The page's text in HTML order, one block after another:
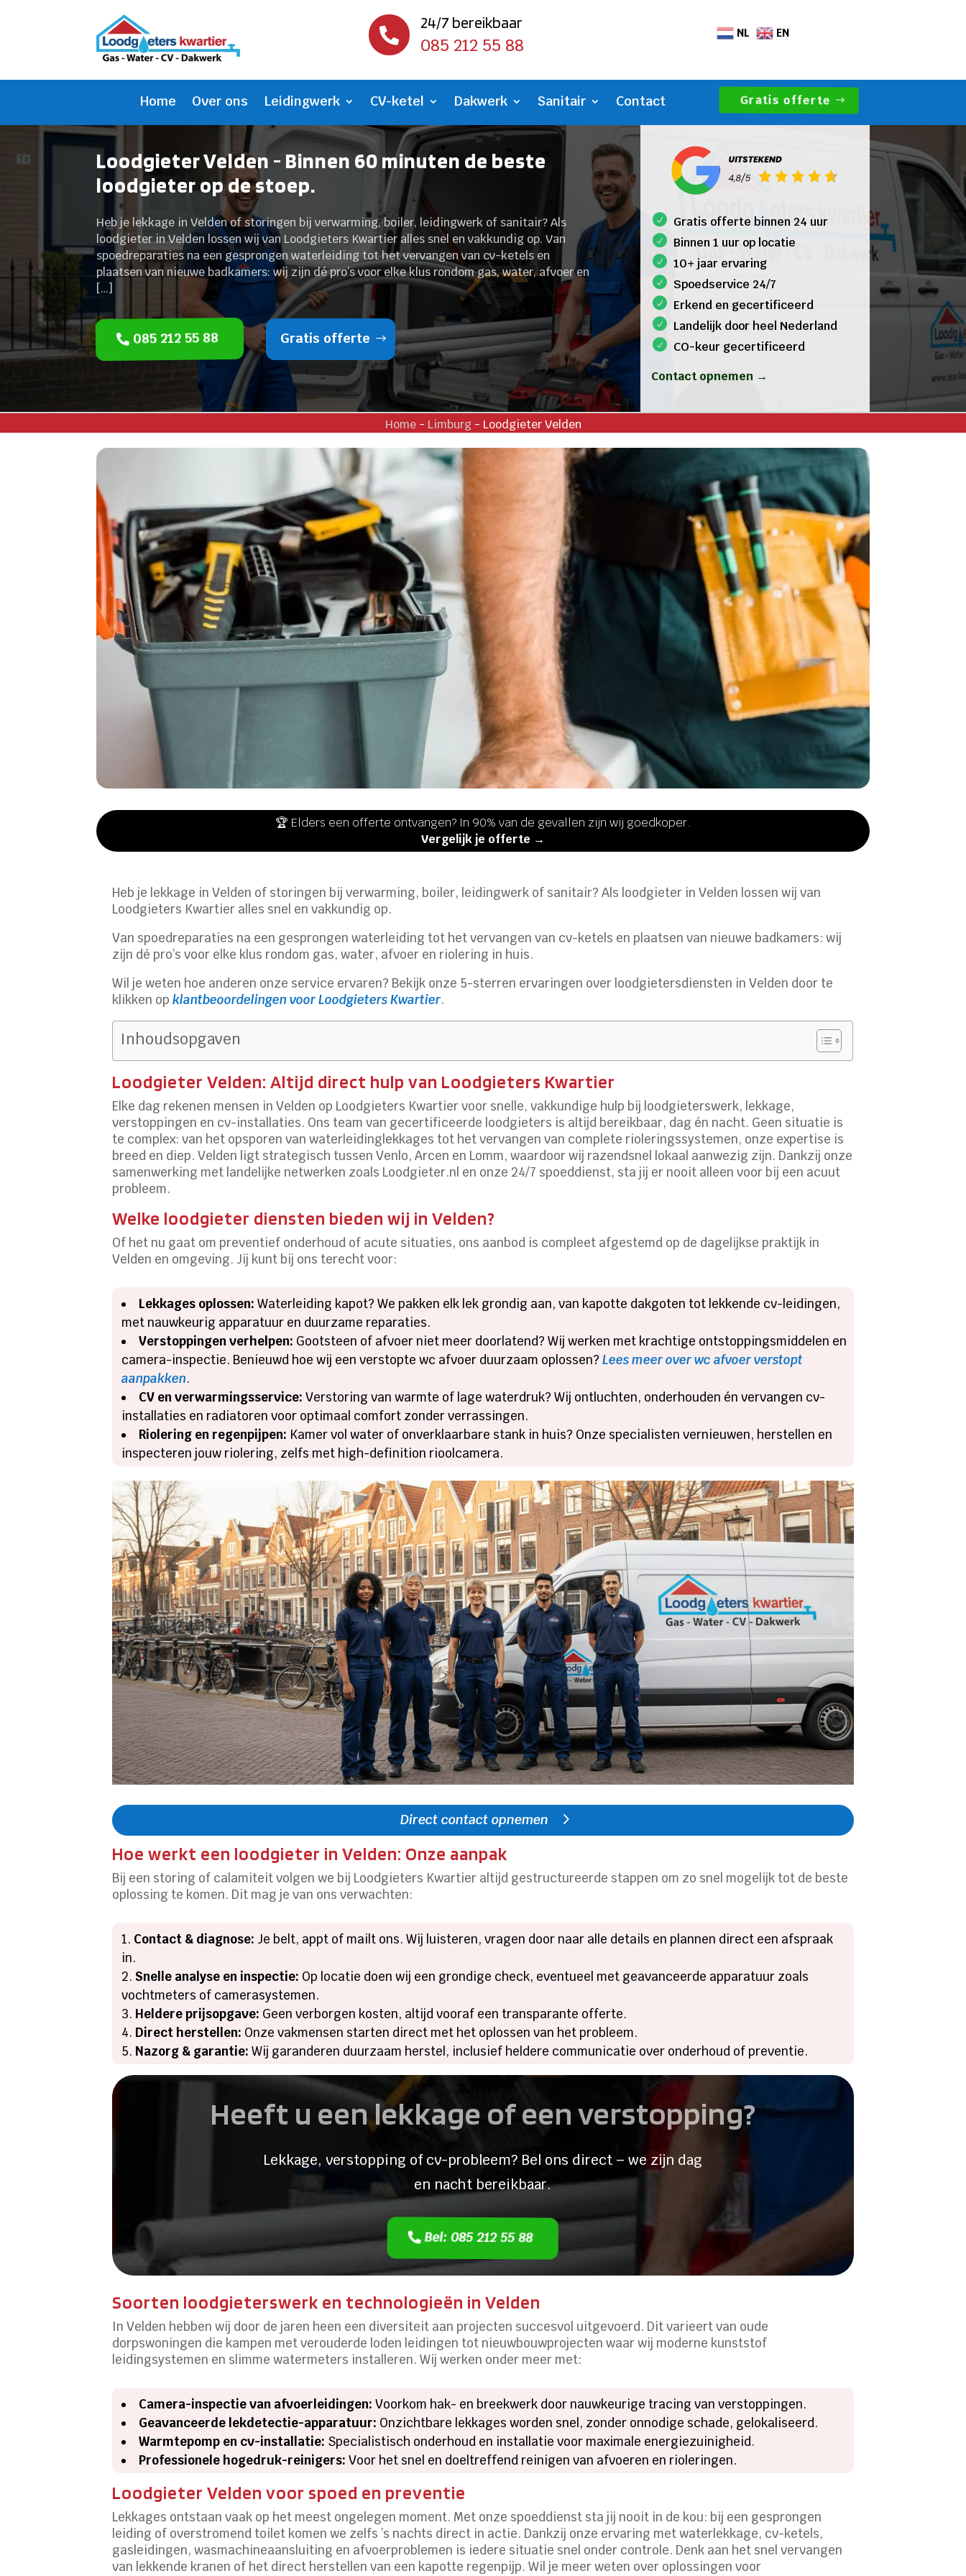

24/7 bereikbaar
085 212 55 88
NL EN
Home Over ons Leidingwerk CV-ketel Dakwerk Sanitair Contact Gratis offerte
Loodgieter Velden - Binnen 60 minuten de beste
loodgieter op de stoep.
Heb je lekkage in Velden of storingen bij verwarming, boiler, leidingwerk of sanitair? Als
loodgieter in Velden lossen wij van Loodgieters Kwartier alles snel en vakkundig op. Van
spoedreparaties na een gesprongen waterleiding tot het vervangen van cv-ketels en
plaatsen van nieuwe badkamers: wij zijn dé pro’s voor elke klus rondom gas, water, afvoer en
[…]
085 212 55 88 Gratis offerte
Gratis offerte binnen 24 uur
Binnen 1 uur op locatie
10+ jaar ervaring
Spoedservice 24/7
Erkend en gecertificeerd
Landelijk door heel Nederland
CO-keur gecertificeerd
Contact opnemen →
Home- Limburg- Loodgieter Velden
🏆 Elders een offerte ontvangen? In 90% van de gevallen zijn wij goedkoper.
Vergelijk je offerte →
Heb je lekkage in Velden of storingen bij verwarming, boiler, leidingwerk of sanitair? Als loodgieter in Velden lossen wij van
Loodgieters Kwartier alles snel en vakkundig op.
Van spoedreparaties na een gesprongen waterleiding tot het vervangen van cv-ketels en plaatsen van nieuwe badkamers: wij
zijn dé pro’s voor elke klus rondom gas, water, afvoer en riolering in huis.
Wil je weten hoe anderen onze service ervaren? Bekijk onze 5-sterren ervaringen over loodgietersdiensten in Velden door te
klikken opklantbeoordelingen voor Loodgieters Kwartier.
Inhoudsopgaven
Loodgieter Velden: Altijd direct hulp van Loodgieters Kwartier
Elke dag rekenen mensen in Velden op Loodgieters Kwartier voor snelle, vakkundige hulp bij loodgieterswerk, lekkage,
verstoppingen en cv-installaties. Ons team van gecertificeerde loodgieters is altijd bereikbaar, dag én nacht. Geen situatie is
te complex: van het opsporen van waterleidinglekkages tot het vervangen van complete rioleringssystemen, onze expertise is
breed en diep. Velden ligt strategisch tussen Venlo, Arcen en Lomm, waardoor wij razendsnel lokaal aanwezig zijn. Dankzij onze
samenwerking met landelijke netwerken zoals Loodgieter.nl en onze 24/7 spoeddienst, sta jij er nooit alleen voor bij een acuut
probleem.
Welke loodgieter diensten bieden wij in Velden?
Of het nu gaat om preventief onderhoud of acute situaties, ons aanbod is compleet afgestemd op de dagelijkse praktijk in
Velden en omgeving. Jij kunt bij ons terecht voor:
Lekkages oplossen: Waterleiding kapot? We pakken elk lek grondig aan, van kapotte dakgoten tot lekkende cv-leidingen,
met nauwkeurig apparatuur en duurzame reparaties.
Verstoppingen verhelpen: Gootsteen of afvoer niet meer doorlatend? Wij werken met krachtige ontstoppingsmiddelen en
camera-inspectie. Benieuwd hoe wij een verstopte wc afvoer duurzaam oplossen?Lees meer over wc afvoer verstopt
aanpakken.
CV en verwarmingsservice: Verstoring van warmte of lage waterdruk? Wij ontluchten, onderhouden én vervangen cv-
installaties en radiatoren voor optimaal comfort zonder verrassingen.
Riolering en regenpijpen: Kamer vol water of onverklaarbare stank in huis? Onze specialisten vernieuwen, herstellen en
inspecteren jouw riolering, zelfs met high-definition rioolcamera.
Direct contact opnemen
Hoe werkt een loodgieter in Velden: Onze aanpak
Bij een storing of calamiteit volgen we bij Loodgieters Kwartier altijd gestructureerde stappen om zo snel mogelijk tot de beste
oplossing te komen. Dit mag je van ons verwachten:
Contact & diagnose: Je belt, appt of mailt ons. Wij luisteren, vragen door naar alle details en plannen direct een afspraak
in.
Snelle analyse en inspectie: Op locatie doen wij een grondige check, eventueel met geavanceerde apparatuur zoals
vochtmeters of camerasystemen.
Heldere prijsopgave: Geen verborgen kosten, altijd vooraf een transparante offerte.
Direct herstellen: Onze vakmensen starten direct met het oplossen van het probleem.
Nazorg & garantie: Wij garanderen duurzaam herstel, inclusief heldere communicatie over onderhoud of preventie.
Heeft u een lekkage of een verstopping?
Lekkage, verstopping of cv-probleem? Bel ons direct – we zijn dag
en nacht bereikbaar.
Bel: 085 212 55 88
Soorten loodgieterswerk en technologieën in Velden
In Velden hebben wij door de jaren heen een diversiteit aan projecten succesvol uitgevoerd. Dit varieert van oude
dorpswoningen die kampen met verouderde loden leidingen tot nieuwbouwprojecten waar wij moderne kunststof
leidingsystemen en slimme watermeters installeren. Wij werken onder meer met:
Camera-inspectie van afvoerleidingen: Voorkom hak- en breekwerk door nauwkeurige tracing van verstoppingen.
Geavanceerde lekdetectie-apparatuur: Onzichtbare lekkages worden snel, zonder onnodige schade, gelokaliseerd.
Warmtepomp en cv-installatie: Specialistisch onderhoud en installatie voor maximale energiezuinigheid.
Professionele hogedruk-reinigers: Voor het snel en doeltreffend reinigen van afvoeren en rioleringen.
Loodgieter Velden voor spoed en preventie
Lekkages ontstaan vaak op het meest ongelegen moment. Met onze spoeddienst sta jij nooit in de kou: bij een gesprongen
leiding of overstromend toilet komen we zelfs ’s nachts direct in actie. Dankzij onze ervaring met waterlekkage, cv-ketels,
gasleidingen, wasmachineaansluiting en afvoerproblemen is iedere situatie snel onder controle. Denk aan het snel vervangen
van lekkende kranen of het direct herstellen van een kapotte regenpijp. Wil je meer weten over oplossingen voor